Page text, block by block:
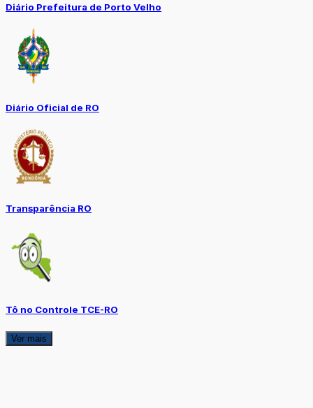
Diário Prefeitura de Porto Velho
Diário Oficial de RO
Transparência RO
Tô no Controle TCE-RO
Ver mais